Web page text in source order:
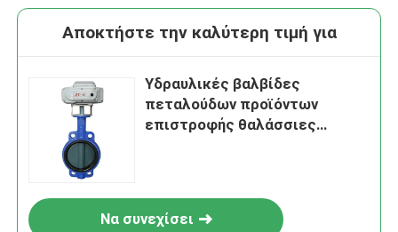
Αποκτήστε την καλύτερη τιμή για
Υδραυλικές βαλβίδες
πεταλούδων προϊόντων
επιστροφής θαλάσσιες
Να συνεχίσει